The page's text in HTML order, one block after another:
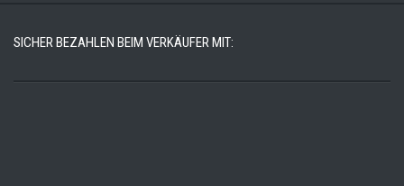
SICHER BEZAHLEN BEIM VERKÄUFER MIT: